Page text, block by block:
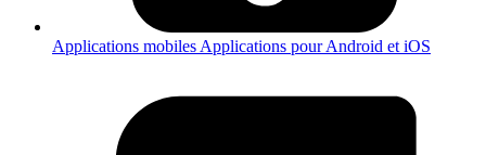
Applications mobiles Applications pour Android et iOS